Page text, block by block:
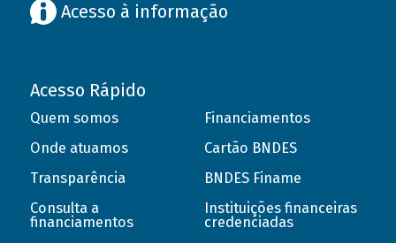
Acesso à informação
Acesso Rápido
Quem somos
Onde atuamos
Transparência
Consulta a
financiamentos
Financiamentos
Cartão BNDES
BNDES Finame
Instituições financeiras
credenciadas